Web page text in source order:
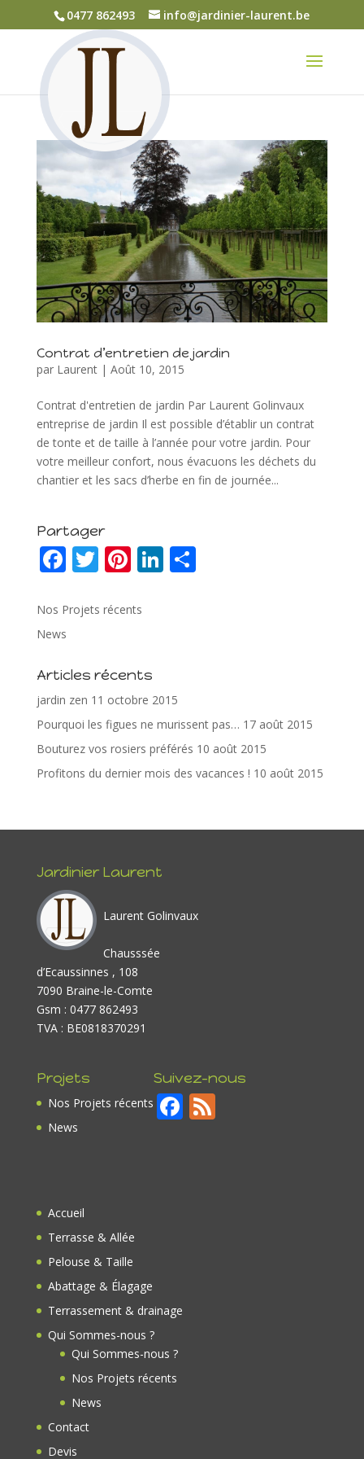
0477 862493 info@jardinier-laurent.be
Contrat d’entretien de jardin
par Laurent| Août 10, 2015
Contrat d'entretien de jardin Par Laurent Golinvaux
entreprise de jardin Il est possible d’établir un contrat
de tonte et de taille à l’année pour votre jardin. Pour
votre meilleur confort, nous évacuons les déchets du
chantier et les sacs d’herbe en fin de journée...
Partager
F
e
b
o
o
k
T
itt
Pi
er
st
Li
n
P
Nos Projets récents
News
Articles récents
jardin zen 11 octobre 2015
Pourquoi les figues ne murissent pas… 17 août 2015
Bouturez vos rosiers préférés 10 août 2015
Profitons du dernier mois des vacances ! 10 août 2015
Jardinier Laurent
Laurent Golinvaux
Chausssée
d’Ecaussinnes , 108
7090 Braine-le-Comte
Gsm : 0477 862493
TVA : BE0818370291
Projets
Nos Projets récents
News
Suivez-nous
F F
Accueil
Terrasse & Allée
Pelouse & Taille
Abattage & Élagage
Terrassement & drainage
Qui Sommes-nous ?
Qui Sommes-nous ?
Nos Projets récents
News
Contact
Devis